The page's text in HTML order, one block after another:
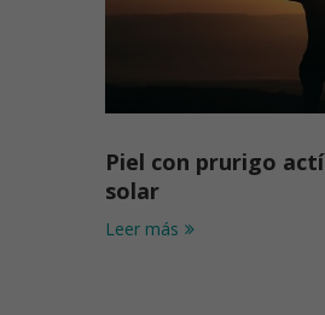
Piel con prurigo
solar
Leer más